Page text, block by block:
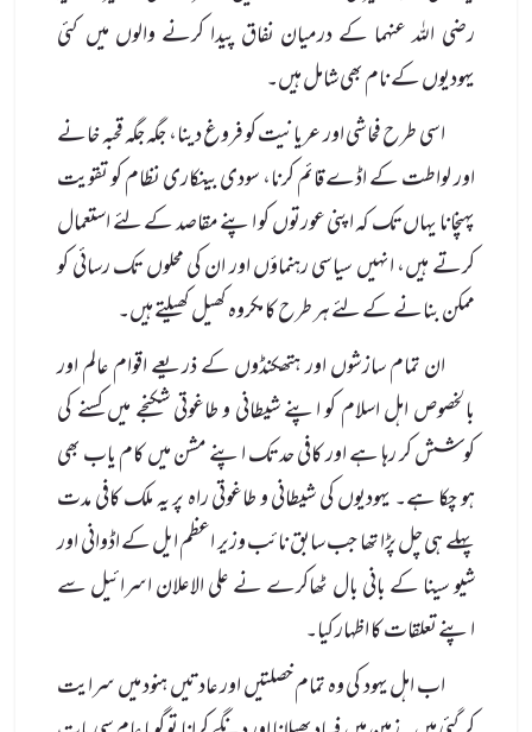
رضی اللہ عنہما کے درمیان نفاق پیدا کرنے والوں میں کئی
یہودیوں کے نام بھی شامل ہیں۔
اسی طرح فحاشی اور عریانیت کو فروغ دینا، جگہ جگہ قحبہ خانے
اور لواطت کے اڈے قائم کرنا، سودی بینکاری نظام کو تقویت
پہنچانا یہاں تک کہ اپنی عورتوں کو اپنے مقاصد کے لئے استعمال
کرتے ہیں، انہیں سیاسی رہنماؤں اور ان کی محلوں تک رسائی کو
ممکن بنانے کے لئے ہر طرح کا مکروہ کھیل کھیلتے ہیں۔
ان تمام سازشوں اور ہتھکنڈوں کے ذریعے اقوام عالم اور
بالخصوص اہل اسلام کو اپنے شیطانی و طاغوتی شکنجے میں کسنے کی
کوشش کر رہا ہے اور کافی حد تک اپنے مشن میں کام یاب بھی
ہو چکا ہے۔ یہودیوں کی شیطانی و طاغوتی راہ پر یہ ملک کافی مدت
پہلے ہی چل پڑا تھا جب سابق نائب وزیر اعظم ایل کے اڈوانی اور
شیو سینا کے بانی بال ٹھاکرے نے علی الاعلان اسرائیل سے
اپنے تعلقات کا اظہار کیا۔
اب اہل یہود کی وہ تمام خصلتیں اور عادتیں ہنود میں سرایت